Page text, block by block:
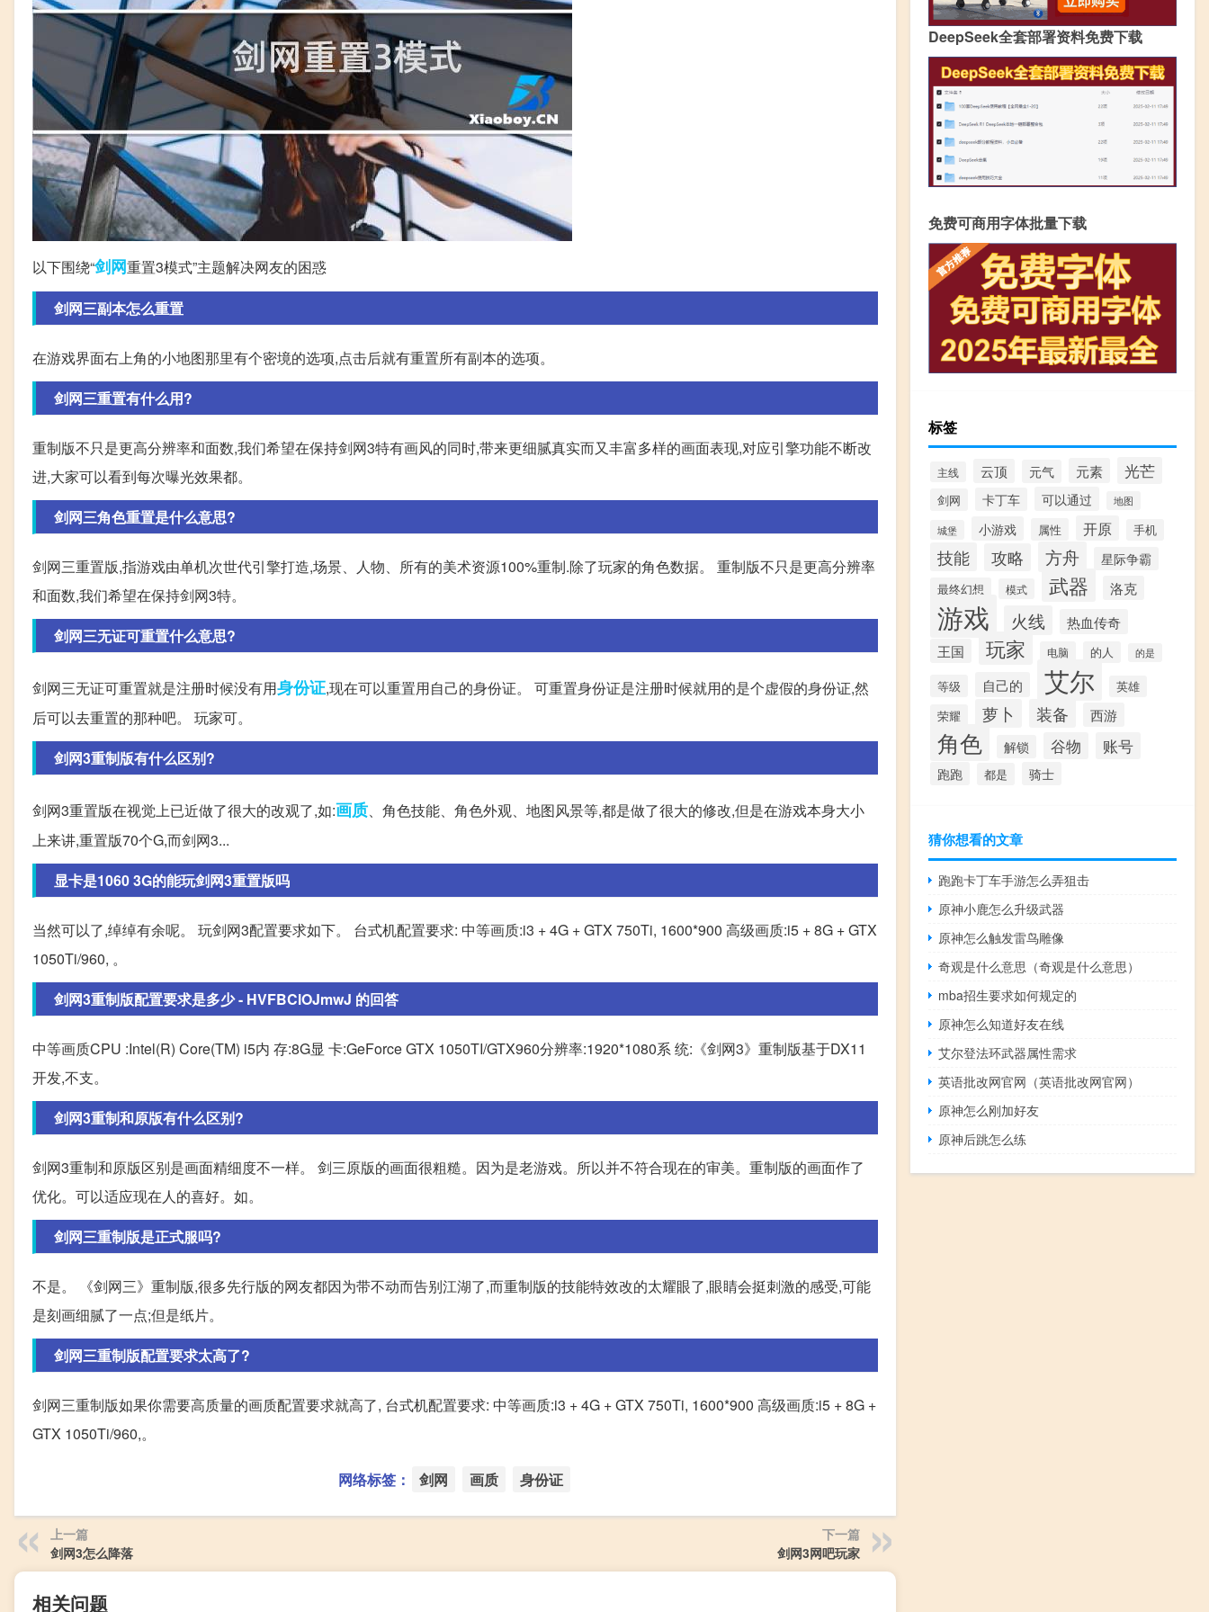
以下围绕“剑网重置3模式”主题解决网友的困惑
剑网三副本怎么重置
在游戏界面右上角的小地图那里有个密境的选项,点击后就有重置所有副本的选项。
剑网三重置有什么用?
重制版不只是更高分辨率和面数,我们希望在保持剑网3特有画风的同时,带来更细腻真实而又丰富多样的画面表现,对应引擎功能不断改
进,大家可以看到每次曝光效果都。
剑网三角色重置是什么意思?
剑网三重置版,指游戏由单机次世代引擎打造,场景、人物、所有的美术资源100%重制.除了玩家的角色数据。 重制版不只是更高分辨率
和面数,我们希望在保持剑网3特。
剑网三无证可重置什么意思?
剑网三无证可重置就是注册时候没有用身份证,现在可以重置用自己的身份证。 可重置身份证是注册时候就用的是个虚假的身份证,然
后可以去重置的那种吧。 玩家可。
剑网3重制版有什么区别?
剑网3重置版在视觉上已近做了很大的改观了,如:画质、角色技能、角色外观、地图风景等,都是做了很大的修改,但是在游戏本身大小
上来讲,重置版70个G,而剑网3...
显卡是1060 3G的能玩剑网3重置版吗
当然可以了,绰绰有余呢。 玩剑网3配置要求如下。 台式机配置要求: 中等画质:i3 + 4G + GTX 750Ti, 1600*900 高级画质:i5 + 8G + GTX
1050Ti/960, 。
剑网3重制版配置要求是多少 - HVFBClOJmwJ 的回答
中等画质CPU :Intel(R) Core(TM) i5内 存:8G显 卡:GeForce GTX 1050TI/GTX960分辨率:1920*1080系 统:《剑网3》重制版基于DX11
开发,不支。
剑网3重制和原版有什么区别?
剑网3重制和原版区别是画面精细度不一样。 剑三原版的画面很粗糙。因为是老游戏。所以并不符合现在的审美。重制版的画面作了
优化。可以适应现在人的喜好。如。
剑网三重制版是正式服吗?
不是。 《剑网三》重制版,很多先行版的网友都因为带不动而告别江湖了,而重制版的技能特效改的太耀眼了,眼睛会挺刺激的感受,可能
是刻画细腻了一点;但是纸片。
剑网三重制版配置要求太高了?
剑网三重制版如果你需要高质量的画质配置要求就高了, 台式机配置要求: 中等画质:i3 + 4G + GTX 750Ti, 1600*900 高级画质:i5 + 8G +
GTX 1050Ti/960,。
网络标签： 剑网 画质 身份证
上一篇
剑网3怎么降落
下一篇
剑网3网吧玩家
相关问题
DeepSeek全套部署资料免费下载
免费可商用字体批量下载
标签
主线 云顶 元气 元素 光芒
剑网 卡丁车 可以通过 地图
城堡 小游戏 属性 开原 手机
技能 攻略 方舟 星际争霸
最终幻想 模式 武器 洛克
游戏 火线 热血传奇
王国 玩家 电脑 的人 的是
等级 自己的 艾尔 英雄
荣耀 萝卜 装备 西游
角色 解锁 谷物 账号
跑跑 都是 骑士
猜你想看的文章
跑跑卡丁车手游怎么弄狙击
原神小鹿怎么升级武器
原神怎么触发雷鸟雕像
奇观是什么意思（奇观是什么意思）
mba招生要求如何规定的
原神怎么知道好友在线
艾尔登法环武器属性需求
英语批改网官网（英语批改网官网）
原神怎么刚加好友
原神后跳怎么练